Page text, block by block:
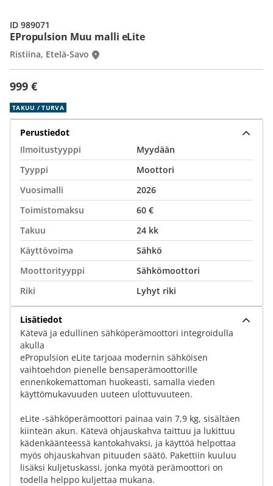
EPropulsion Muu malli eLite
999 €
Ristiina, Etelä-Savo
ID 989071
TAKUU / TURVA
Perustiedot
Ilmoitustyyppi
Myydään
Tyyppi
Moottori
Vuosimalli
2026
Toimistomaksu
60 €
Takuu
24 kk
Käyttövoima
Sähkö
Moottorityyppi
Sähkömoottori
Riki
Lyhyt riki
Lisätiedot
Kätevä ja edullinen sähköperämoottori integroidulla
akulla
ePropulsion eLite tarjoaa modernin sähköisen
vaihtoehdon pienelle bensaperämoottorille
ennenkokemattoman huokeasti, samalla vieden
käyttömukavuuden uuteen ulottuvuuteen.
eLite -sähköperämoottori painaa vain 7,9 kg, sisältäen
kiinteän akun. Kätevä ohjauskahva taittuu ja lukittuu
kädenkäänteessä kantokahvaksi, ja käyttöä helpottaa
myös ohjauskahvan pituuden säätö. Pakettiin kuuluu
lisäksi kuljetuskassi, jonka myötä perämoottori on
todella helppo kuljettaa mukana.